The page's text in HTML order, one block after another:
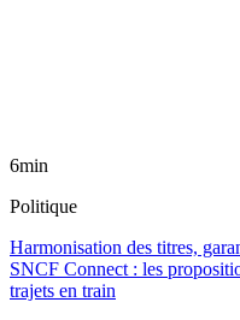
6min
Politique
Harmonisation des titres,
SNCF Connect : les
trajets en train